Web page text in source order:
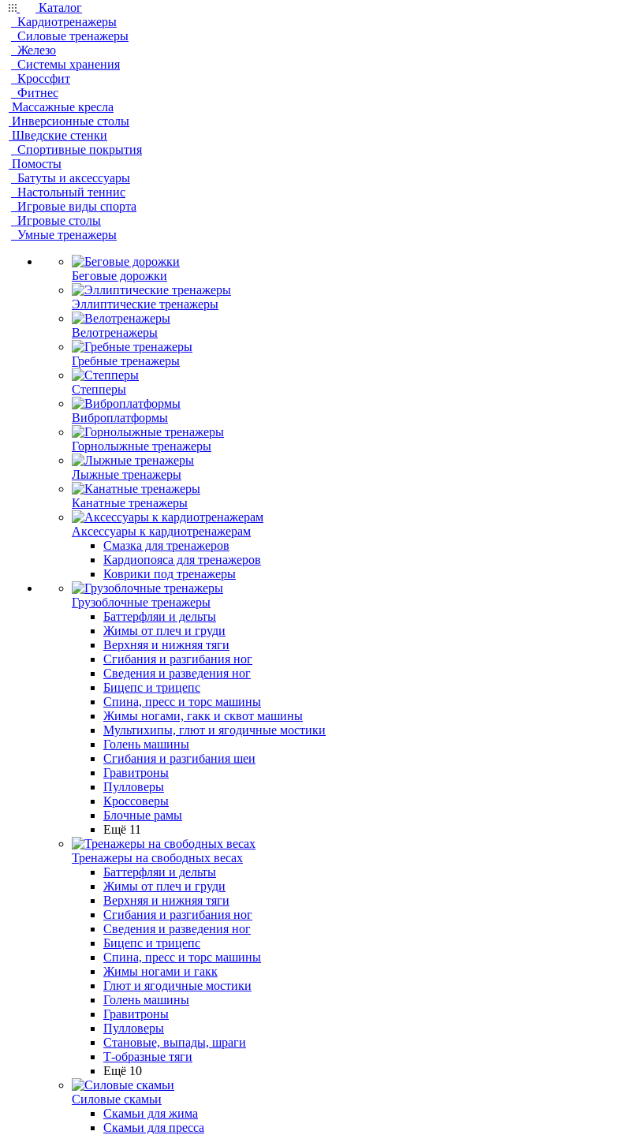
Каталог
Кардиотренажеры
Силовые тренажеры
Железо
Системы хранения
Кроссфит
Фитнес
Массажные кресла
Инверсионные столы
Шведские стенки
Спортивные покрытия
Помосты
Батуты и аксессуары
Настольный теннис
Игровые виды спорта
Игровые столы
Умные тренажеры
Беговые дорожки
Эллиптические тренажеры
Велотренажеры
Гребные тренажеры
Степперы
Виброплатформы
Горнолыжные тренажеры
Лыжные тренажеры
Канатные тренажеры
Аксессуары к кардиотренажерам
Смазка для тренажеров
Кардиопояса для тренажеров
Коврики под тренажеры
Грузоблочные тренажеры
Баттерфляи и дельты
Жимы от плеч и груди
Верхняя и нижняя тяги
Сгибания и разгибания ног
Сведения и разведения ног
Бицепс и трицепс
Спина, пресс и торс машины
Жимы ногами, гакк и сквот машины
Мультихипы, глют и ягодичные мостики
Голень машины
Сгибания и разгибания шеи
Гравитроны
Пулловеры
Кроссоверы
Блочные рамы
Ещё 11
Тренажеры на свободных весах
Баттерфляи и дельты
Жимы от плеч и груди
Верхняя и нижняя тяги
Сгибания и разгибания ног
Сведения и разведения ног
Бицепс и трицепс
Спина, пресс и торс машины
Жимы ногами и гакк
Глют и ягодичные мостики
Голень машины
Гравитроны
Пулловеры
Становые, выпады, шраги
Т-образные тяги
Ещё 10
Силовые скамьи
Скамьи для жима
Скамьи для пресса